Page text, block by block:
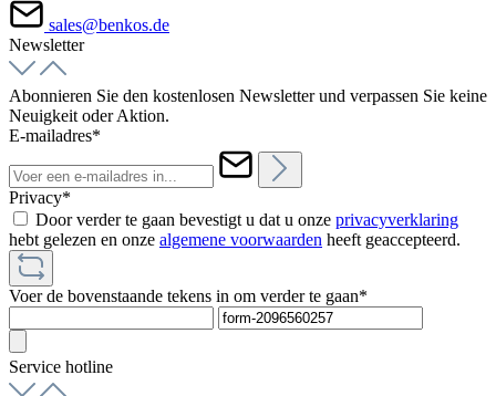
sales@benkos.de
Newsletter
Abonnieren Sie den kostenlosen Newsletter und verpassen Sie keine
Neuigkeit oder Aktion.
E-mailadres*
Privacy*
Door verder te gaan bevestigt u dat u onze privacyverklaring
hebt gelezen en onze algemene voorwaarden heeft geaccepteerd.
Voer de bovenstaande tekens in om verder te gaan*
Service hotline